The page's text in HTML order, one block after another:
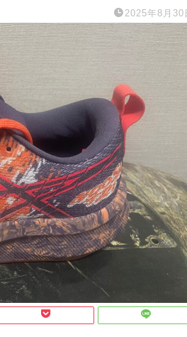
2025年8月30